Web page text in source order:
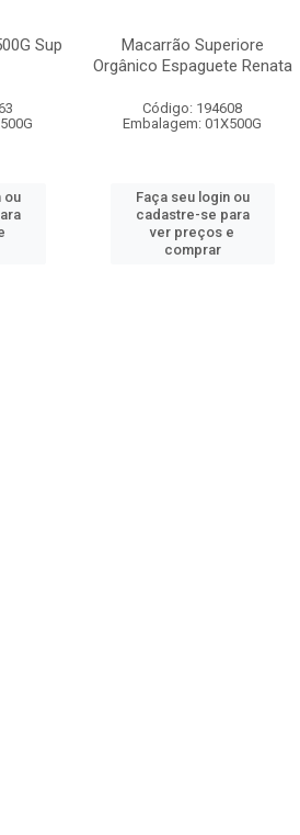
Sup
ou
Macarrão Superiore
Orgânico Espaguete Renata
Código: 194608
Embalagem: 01X500G
Faça seu login ou
cadastre-se para
ver preços e
comprar